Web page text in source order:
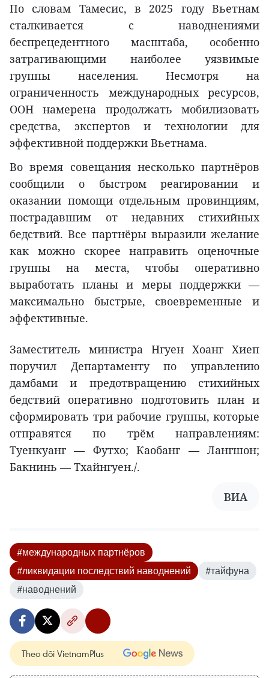
По словам Тамесис, в 2025 году Вьетнам
сталкивается с наводнениями
беспрецедентного масштаба, особенно
затрагивающими наиболее уязвимые
группы населения. Несмотря на
ограниченность международных ресурсов,
ООН намерена продолжать мобилизовать
средства, экспертов и технологии для
эффективной поддержки Вьетнама.
Во время совещания несколько партнёров
сообщили о быстром реагировании и
оказании помощи отдельным провинциям,
пострадавшим от недавних стихийных
бедствий. Все партнёры выразили желание
как можно скорее направить оценочные
группы на места, чтобы оперативно
выработать планы и меры поддержки —
максимально быстрые, своевременные и
эффективные.
Заместитель министра Нгуен Хоанг Хиеп
поручил Департаменту по управлению
дамбами и предотвращению стихийных
бедствий оперативно подготовить план и
сформировать три рабочие группы, которые
отправятся по трём направлениям:
Туенкуанг — Футхо; Каобанг — Лангшон;
Бакнинь — Тхайнгуен./.
ВИА
#международных партнёров
#ликвидации последствий наводнений
#тайфуна
#наводнений
Theo dõi VietnamPlus